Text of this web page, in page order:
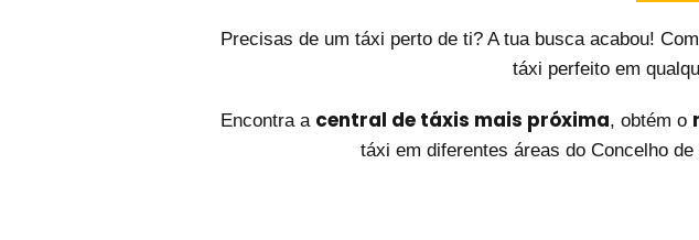
Precisas de um táxi perto de ti? A tua busca acabou!
táxi perfeito em
Encontra a central de táxis mais próxima, obtém o
táxi em diferentes áreas do Concelho